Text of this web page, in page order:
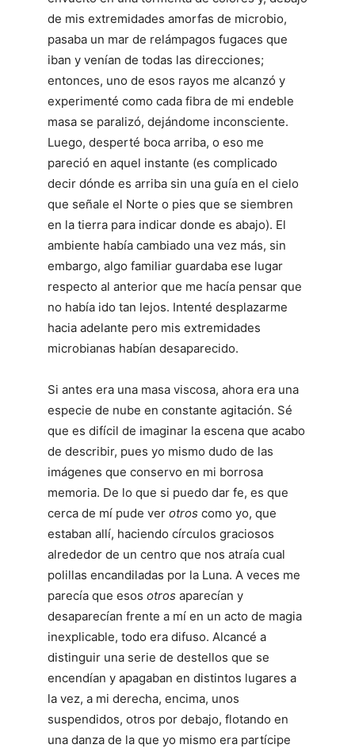
de mis extremidades amorfas de microbio,
pasaba un mar de relámpagos fugaces que
iban y venían de todas las direcciones;
entonces, uno de esos rayos me alcanzó y
experimenté como cada fibra de mi endeble
masa se paralizó, dejándome inconsciente.
Luego, desperté boca arriba, o eso me
pareció en aquel instante (es complicado
decir dónde es arriba sin una guía en el cielo
que señale el Norte o pies que se siembren
en la tierra para indicar donde es abajo). El
ambiente había cambiado una vez más, sin
embargo, algo familiar guardaba ese lugar
respecto al anterior que me hacía pensar que
no había ido tan lejos. Intenté desplazarme
hacia adelante pero mis extremidades
microbianas habían desaparecido.
Si antes era una masa viscosa, ahora era una
especie de nube en constante agitación. Sé
que es difícil de imaginar la escena que acabo
de describir, pues yo mismo dudo de las
imágenes que conservo en mi borrosa
memoria. De lo que si puedo dar fe, es que
cerca de mí pude ver otros como yo, que
estaban allí, haciendo círculos graciosos
alrededor de un centro que nos atraía cual
polillas encandiladas por la Luna. A veces me
parecía que esos otros aparecían y
desaparecían frente a mí en un acto de magia
inexplicable, todo era difuso. Alcancé a
distinguir una serie de destellos que se
encendían y apagaban en distintos lugares a
la vez, a mi derecha, encima, unos
suspendidos, otros por debajo, flotando en
una danza de la que yo mismo era partícipe